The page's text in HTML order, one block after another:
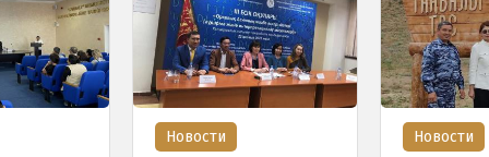
Новости Новости